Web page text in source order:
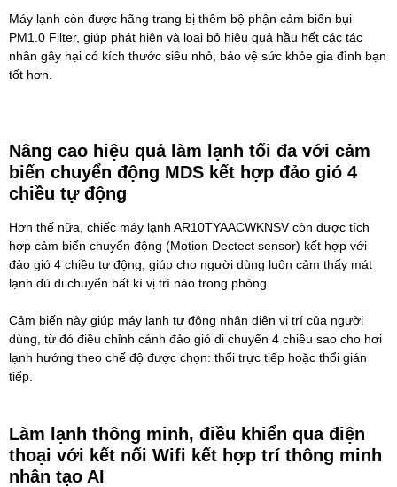
Máy lạnh còn được hãng trang bị thêm bộ phận cảm biến bụi
PM1.0 Filter, giúp phát hiện và loại bỏ hiệu quả hầu hết các tác
nhân gây hại có kích thước siêu nhỏ, bảo vệ sức khỏe gia đình bạn
tốt hơn.
Nâng cao hiệu quả làm lạnh tối đa với cảm
biến chuyển động MDS kết hợp đảo gió 4
chiều tự động
Hơn thế nữa, chiếc máy lạnh AR10TYAACWKNSV còn được tích
hợp cảm biến chuyển động (Motion Dectect sensor) kết hợp với
đảo gió 4 chiều tự động, giúp cho người dùng luôn cảm thấy mát
lạnh dù di chuyển bất kì vị trí nào trong phòng.
Cảm biến này giúp máy lạnh tự động nhận diện vị trí của người
dùng, từ đó điều chỉnh cánh đảo gió di chuyển 4 chiều sao cho hơi
lạnh hướng theo chế độ được chọn: thổi trực tiếp hoặc thổi gián
tiếp.
Làm lạnh thông minh, điều khiển qua điện
thoại với kết nối Wifi kết hợp trí thông minh
nhân tạo AI